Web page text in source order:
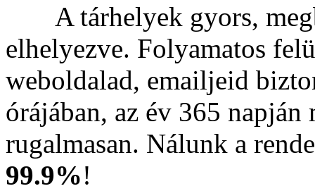
A tárhelyek gyors,
elhelyezve. Folyamatos
weboldalad, emailjeid
órájában, az év 365
rugalmasan. Nálunk a
99.9%!